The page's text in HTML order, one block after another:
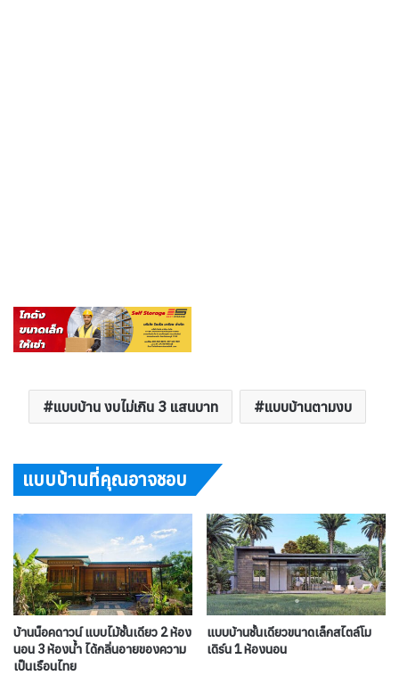
แบบบ้าน งบไม่เกิน 3 แสนบาท แบบบ้านตามงบ
แบบบ้านที่คุณอาจชอบ
บ้านน็อคดาวน์ แบบไม้ชั้นเดียว 2 ห้อง
นอน 3 ห้องน้ำ ได้กลิ่นอายของความ
เป็นเรือนไทย
แบบบ้านชั้นเดียวขนาดเล็กสไตล์โม
เดิร์น 1 ห้องนอน